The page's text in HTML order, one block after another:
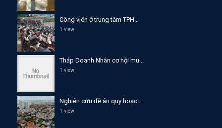
Công viên ở trung tâm TPH...
1 view
Tháp Doanh Nhân cơ hội mu...
1 view
Nghiên cứu đề án quy hoạc...
1 view